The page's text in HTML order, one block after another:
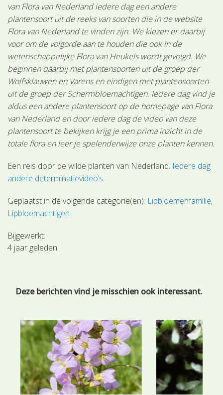
van Flora van Nederland iedere dag een andere
plantensoort uit de reeks van soorten die in de website
Flora van Nederland te vinden zijn. We kiezen er daarbij
voor om de volgorde aan te houden die ook in de
wetenschappelijke Flora van Heukels wordt gevolgd. We
beginnen daarbij met plantensoorten uit de groep der
Wolfsklauwen en Varens en eindigen met plantensoorten
uit de groep der Schermbloemachtigen. Iedere dag vind je
aldus een andere plantensoort op de homepage van Flora
van Nederland en door iedere dag de video van deze
plantensoort te bekijken krijg je een prima inzicht in de
totale flora en leer je spelenderwijze onze planten kennen.
Een reis door de wilde planten van Nederland. Iedere dag
andere determinatievideo’s.
Geplaatst in de volgende categorie(ën): Lipbloemenfamilie
Lipbloemachtigen
Bijgewerkt:
4 jaar geleden
Deze berichten vind je misschien ook interessant.